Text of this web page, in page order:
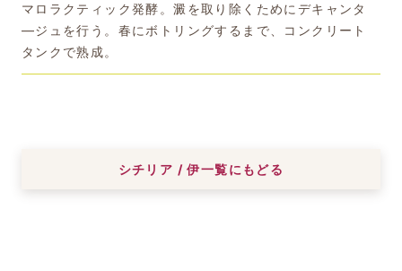
マロラクティック発酵。澱を取り除くためにデキャンタ
―ジュを行う。春にボトリングするまで、コンクリート
タンクで熟成。
シチリア / 伊一覧にもどる